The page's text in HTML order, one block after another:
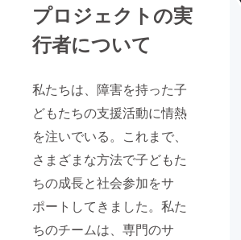
プロジェクトの実
行者について
私たちは、障害を持った子
どもたちの支援活動に情熱
を注いでいる。これまで、
さまざまな方法で子どもた
ちの成長と社会参加をサ
ポートしてきました。私た
ちのチームは、専門のサ